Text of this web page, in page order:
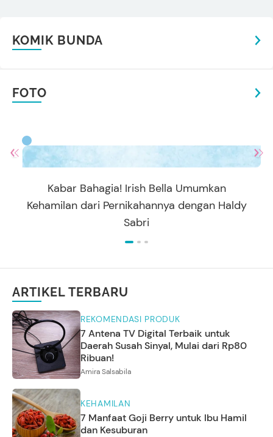
KOMIK BUNDA
FOTO
Kabar Bahagia! Irish Bella Umumkan
Kehamilan dari Pernikahannya dengan Haldy
Sabri
ARTIKEL TERBARU
REKOMENDASI PRODUK
7 Antena TV Digital Terbaik untuk
Daerah Susah Sinyal, Mulai dari Rp80
Ribuan!
Amira Salsabila
KEHAMILAN
7 Manfaat Goji Berry untuk Ibu Hamil
dan Kesuburan